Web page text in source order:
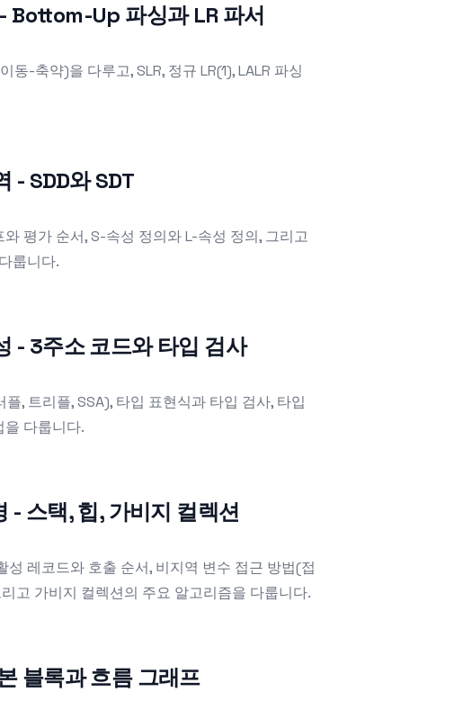
Bottom-Up 파싱과 LR 파서
-축약)을 다루고, SLR, 정규 LR(1), LALR 파싱
- SDD와 SDT
평가 순서, S-속성 정의와 L-속성 정의, 그리고
룹니다.
- 3주소 코드와 타입 검사
, 트리플, SSA), 타입 표현식과 타입 검사, 타입
을 다룹니다.
- 스택, 힙, 가비지 컬렉션
레코드와 호출 순서, 비지역 변수 접근 방법(접
고 가비지 컬렉션의 주요 알고리즘을 다룹니다.
블록과 흐름 그래프